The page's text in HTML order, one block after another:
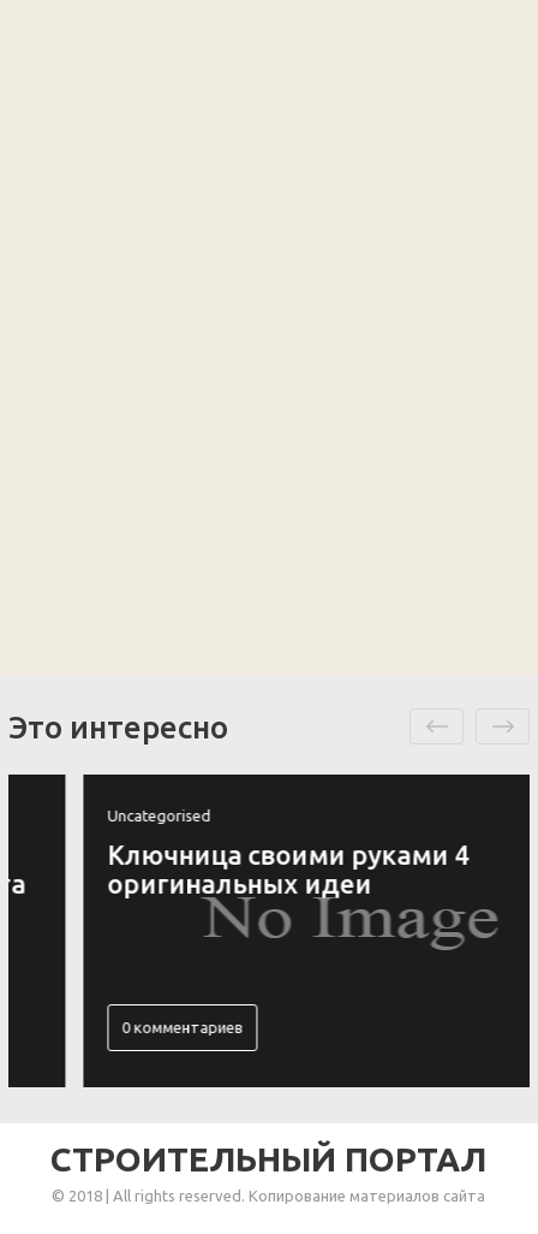
Это интересно
Uncategorised
Ключница своими руками 4
оригинальных идеи
0 комментариев
СТРОИТЕЛЬНЫЙ ПОРТАЛ
© 2018 | All rights reserved. Копирование материалов сайта